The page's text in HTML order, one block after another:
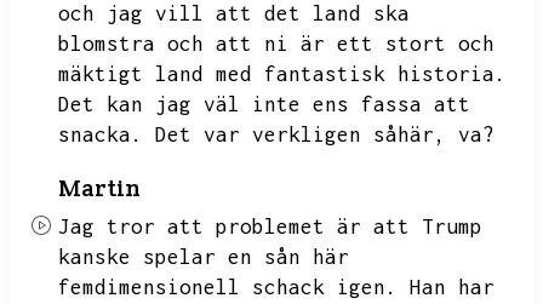
och jag vill att det land ska
blomstra och att ni är ett stort och
mäktigt land med fantastisk historia.
Det kan jag väl inte ens fassa att
snacka.
Det var verkligen såhär, va?
Martin
Jag tror att problemet är att Trump
kanske spelar en sån här
femdimensionell schack igen.
Han har